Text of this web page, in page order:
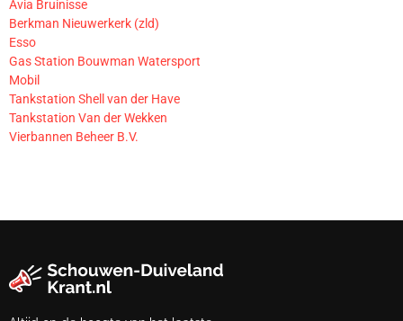
Avia Bruinisse
Berkman Nieuwerkerk (zld)
Esso
Gas Station Bouwman Watersport
Mobil
Tankstation Shell van der Have
Tankstation Van der Wekken
Vierbannen Beheer B.V.